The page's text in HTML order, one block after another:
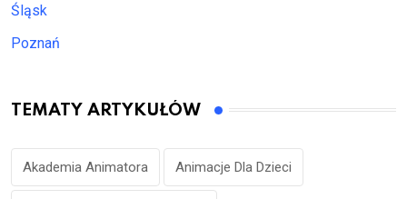
Śląsk
Poznań
TEMATY ARTYKUŁÓW
Akademia Animatora Animacje Dla Dzieci